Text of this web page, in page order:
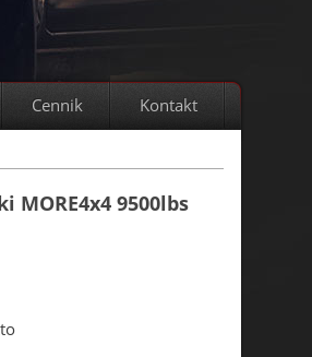
Cennik Kontakt
MORE4x4 9500lbs